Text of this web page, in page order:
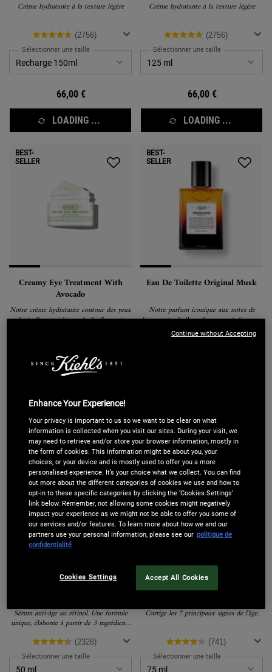
Crème hydratante à la texture légère
(2756)
Sélectionner une taille
66,00 €
LOADING ...
Crème hydratante à la texture légère
(2756)
Sélectionner une taille
66,00 €
LOADING ...
BEST-
SELLER
Creamy Eye Treatment With
Avocado
Notre crème hydratante contour des yeux
bestseller, enrichie en huile d'avocat,
33,00 €
LOADING ...
BEST-
SELLER
Eau De Toilette Original Musk
Notre parfum iconique aux notes de
bergamote, de fleur d'oranger et de musc.
(291)
LOADING ...
BEST-
SELLER
Sérum anti-âge au rétinol. Une formule
unique, élaborée à partir de 3 ingrédients
visiblement plus jeune.
(2328)
Sélectionner une taille
BEST-
SELLER
Super Multi-Corrective Cream
Corrige les 7 principaux signes de l’âge.
(741)
Sélectionner une taille
Enhance Your Experience!
Your privacy is important to us so we want to be clear on what
information is collected when you visit our sites. During your visit, we
may need to retrieve and/or store your browser information, mostly in
the form of cookies. This information might be about you, your
choices, or your device and is mostly used to offer you a more
personalised experience. It’s your choice what we collect. You can find
out more about the different categories of cookies we use and how to
opt-in to these specific categories by clicking the ‘Cookies Settings’
link below. Remember, not allowing some cookies might negatively
impact your experience as we might not be able to offer you some of
our services and/or features. To learn more about how we and our
partners use your personal information, please see our politique de
confidentialité
Cookies Settings Accept All Cookies
Continue without Accepting